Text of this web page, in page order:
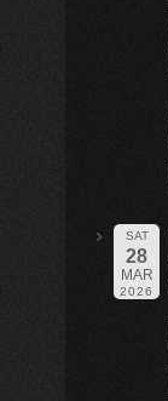
SAT
28
MAR
2026